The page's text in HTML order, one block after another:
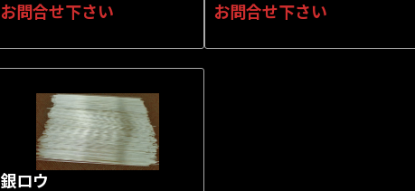
お問合せ下さい
お問合せ下さい
銀ロウ